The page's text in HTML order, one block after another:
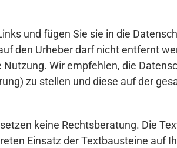
und fügen Sie sie in die
den Urheber darf nicht entfernt
Wir empfehlen, die
zu stellen und diese auf der
keine Rechtsberatung. Die
Einsatz der Textbausteine auf